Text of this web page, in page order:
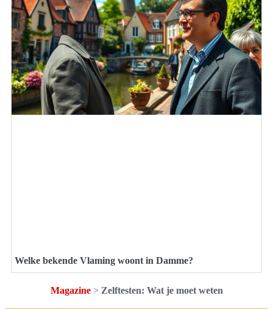
Welke bekende Vlaming woont in Damme?
Magazine> Zelftesten: Wat je moet weten